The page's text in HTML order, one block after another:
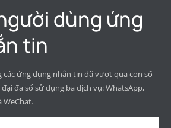
dùng ứng
tin
ứng dụng nhắn tin đã vượt qua con số
đa số sử dụng ba dịch vụ: WhatsApp,
WeChat.